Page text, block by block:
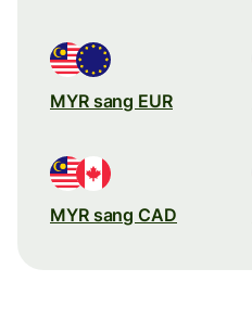
MYR sang EUR
MYR sang CAD